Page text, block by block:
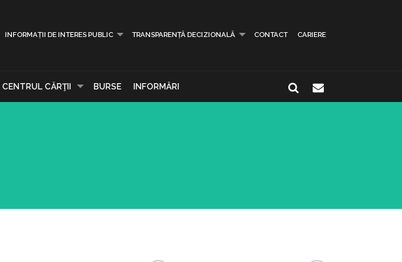
INFORMAȚII DE INTERES PUBLIC TRANSPARENȚĂ DECIZIONALĂ CONTACT CARIERE
CENTRUL CĂRŢII BURSE INFORMĂRI